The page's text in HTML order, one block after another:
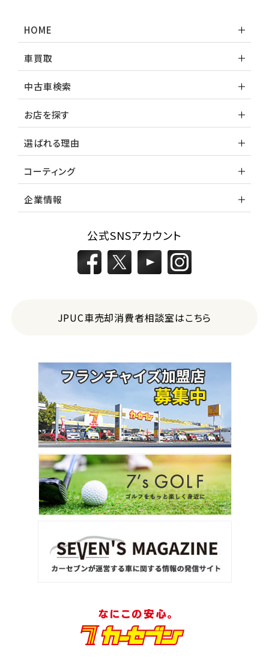
HOME
車買取
中古車検索
お店を探す
選ばれる理由
コーティング
企業情報
公式SNSアカウント
JPUC車売却消費者相談室はこちら